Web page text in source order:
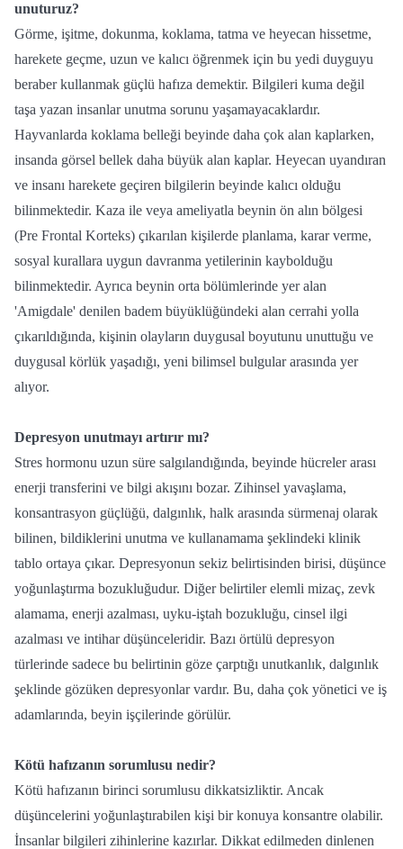
unuturuz?
Görme, işitme, dokunma, koklama, tatma ve heyecan hissetme,
harekete geçme, uzun ve kalıcı öğrenmek için bu yedi duyguyu
beraber kullanmak güçlü hafıza demektir. Bilgileri kuma değil
taşa yazan insanlar unutma sorunu yaşamayacaklardır.
Hayvanlarda koklama belleği beyinde daha çok alan kaplarken,
insanda görsel bellek daha büyük alan kaplar. Heyecan uyandıran
ve insanı harekete geçiren bilgilerin beyinde kalıcı olduğu
bilinmektedir. Kaza ile veya ameliyatla beynin ön alın bölgesi
(Pre Frontal Korteks) çıkarılan kişilerde planlama, karar verme,
sosyal kurallara uygun davranma yetilerinin kaybolduğu
bilinmektedir. Ayrıca beynin orta bölümlerinde yer alan
'Amigdale' denilen badem büyüklüğündeki alan cerrahi yolla
çıkarıldığında, kişinin olayların duygusal boyutunu unuttuğu ve
duygusal körlük yaşadığı, yeni bilimsel bulgular arasında yer
alıyor.
Depresyon unutmayı artırır mı?
Stres hormonu uzun süre salgılandığında, beyinde hücreler arası
enerji transferini ve bilgi akışını bozar. Zihinsel yavaşlama,
konsantrasyon güçlüğü, dalgınlık, halk arasında sürmenaj olarak
bilinen, bildiklerini unutma ve kullanamama şeklindeki klinik
tablo ortaya çıkar. Depresyonun sekiz belirtisinden birisi, düşünce
yoğunlaştırma bozukluğudur. Diğer belirtiler elemli mizaç, zevk
alamama, enerji azalması, uyku-iştah bozukluğu, cinsel ilgi
azalması ve intihar düşünceleridir. Bazı örtülü depresyon
türlerinde sadece bu belirtinin göze çarptığı unutkanlık, dalgınlık
şeklinde gözüken depresyonlar vardır. Bu, daha çok yönetici ve iş
adamlarında, beyin işçilerinde görülür.
Kötü hafızanın sorumlusu nedir?
Kötü hafızanın birinci sorumlusu dikkatsizliktir. Ancak
düşüncelerini yoğunlaştırabilen kişi bir konuya konsantre olabilir.
İnsanlar bilgileri zihinlerine kazırlar. Dikkat edilmeden dinlenen